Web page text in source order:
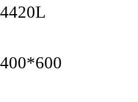
4420L
400*600